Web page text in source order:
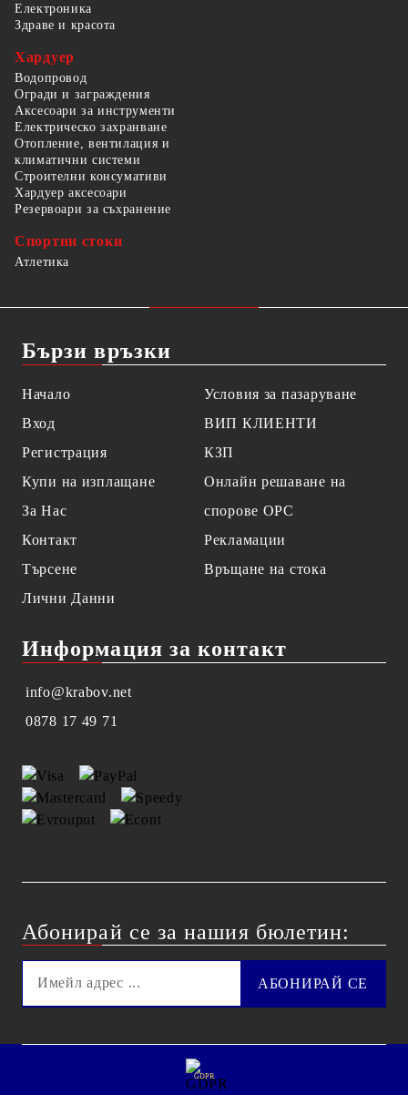
Електроника
Здраве и красота
Хардуер
Водопровод
Огради и заграждения
Аксесоари за инструменти
Електрическо захранване
Отопление, вентилация и
климатични системи
Строителни консумативи
Хардуер аксесоари
Резервоари за съхранение
Спортни стоки
Атлетика
Бързи връзки
Начало
Вход
Регистрация
Купи на изплащане
За Нас
Контакт
Търсене
Лични Данни
Условия за пазаруване
ВИП КЛИЕНТИ
КЗП
Онлайн решаване на
спорове OPC
Рекламации
Връщане на стока
Информация за контакт
info@krabov.net
0878 17 49 71
Абонирай се за нашия бюлетин:
GDPR